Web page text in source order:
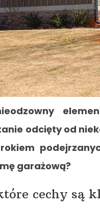
odcięty od
garażową?
cechy są